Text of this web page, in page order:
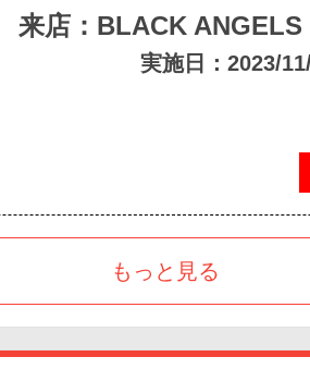
来店：BLACK ANGELS
実施日：2023/
もっと見る